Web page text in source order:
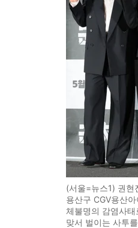
(서울=뉴스1) 권현
용산구 CGV용산
체불명의 감염사
맞서 벌이는 사투